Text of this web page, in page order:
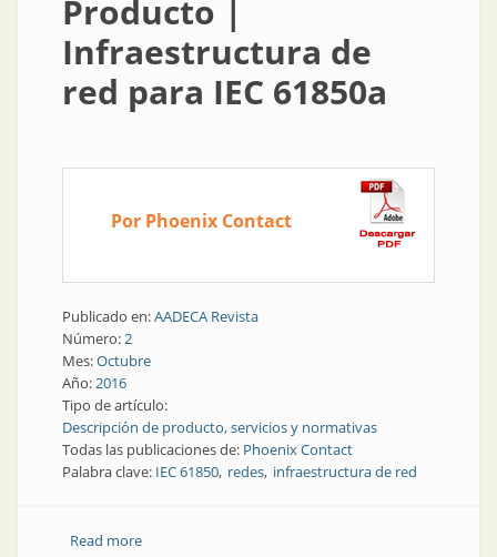
Producto |
Infraestructura de
red para IEC 61850a
Por Phoenix Contact
Publicado en:AADECA Revista
Número:2
Mes:Octubre
Año:2016
Tipo de artículo:
Descripción de producto, servicios y normativas
Todas las publicaciones de: Phoenix Contact
Palabra clave: IEC 61850 redes infraestructura de red
Read moreabout Producto | Infraestructura de red para IEC